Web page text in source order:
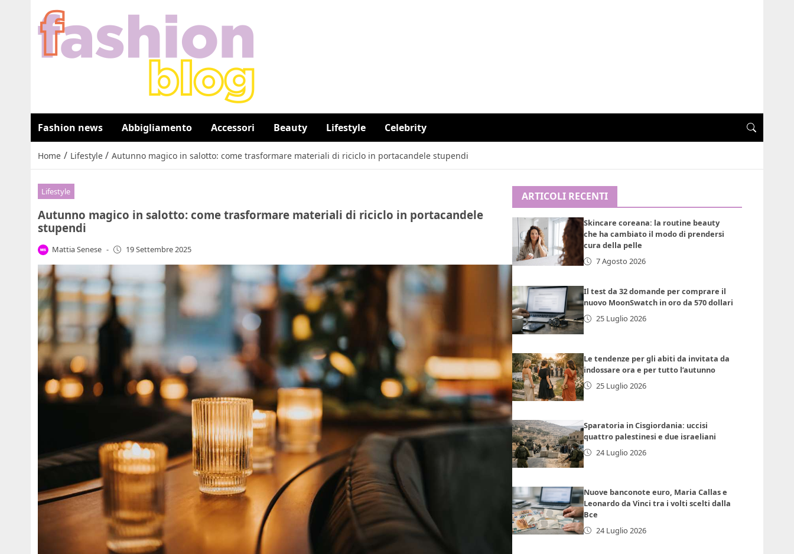
Fashion news Abbigliamento Accessori Beauty Lifestyle Celebrity
Home / Lifestyle / Autunno magico in salotto: come trasformare materiali di riciclo in portacandele stupendi
Lifestyle
Autunno magico in salotto: come trasformare materiali di riciclo in portacandele
stupendi
Mattia Senese - 19 Settembre 2025
ARTICOLI RECENTI
Skincare coreana: la routine beauty
che ha cambiato il modo di prendersi
cura della pelle
7 Agosto 2026
Il test da 32 domande per comprare il
nuovo MoonSwatch in oro da 570 dollari
25 Luglio 2026
Le tendenze per gli abiti da invitata da
indossare ora e per tutto l’autunno
25 Luglio 2026
Sparatoria in Cisgiordania: uccisi
quattro palestinesi e due israeliani
24 Luglio 2026
Nuove banconote euro, Maria Callas e
Leonardo da Vinci tra i volti scelti dalla
Bce
24 Luglio 2026